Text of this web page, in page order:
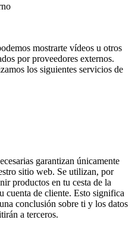
mostrarte vídeos u otros
por proveedores externos.
los siguientes servicios de
garantizan únicamente
sitio web. Se utilizan, por
productos en tu cesta de la
cuenta de cliente. Esto significa
conclusión sobre ti y los datos
a terceros.